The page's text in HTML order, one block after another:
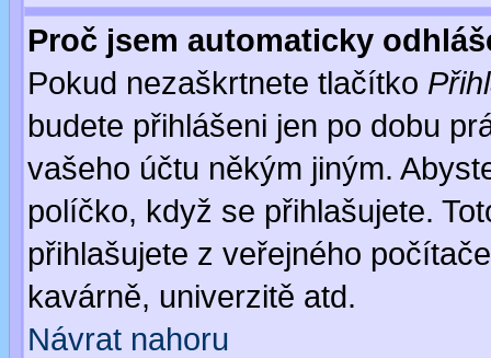
Proč jsem automaticky
Pokud nezaškrtnete tlačítko
budete přihlášeni jen po dobu
vašeho účtu někým jiným.
políčko, když se přihlašujete.
přihlašujete z veřejného
kavárně, univerzitě atd.
Návrat nahoru